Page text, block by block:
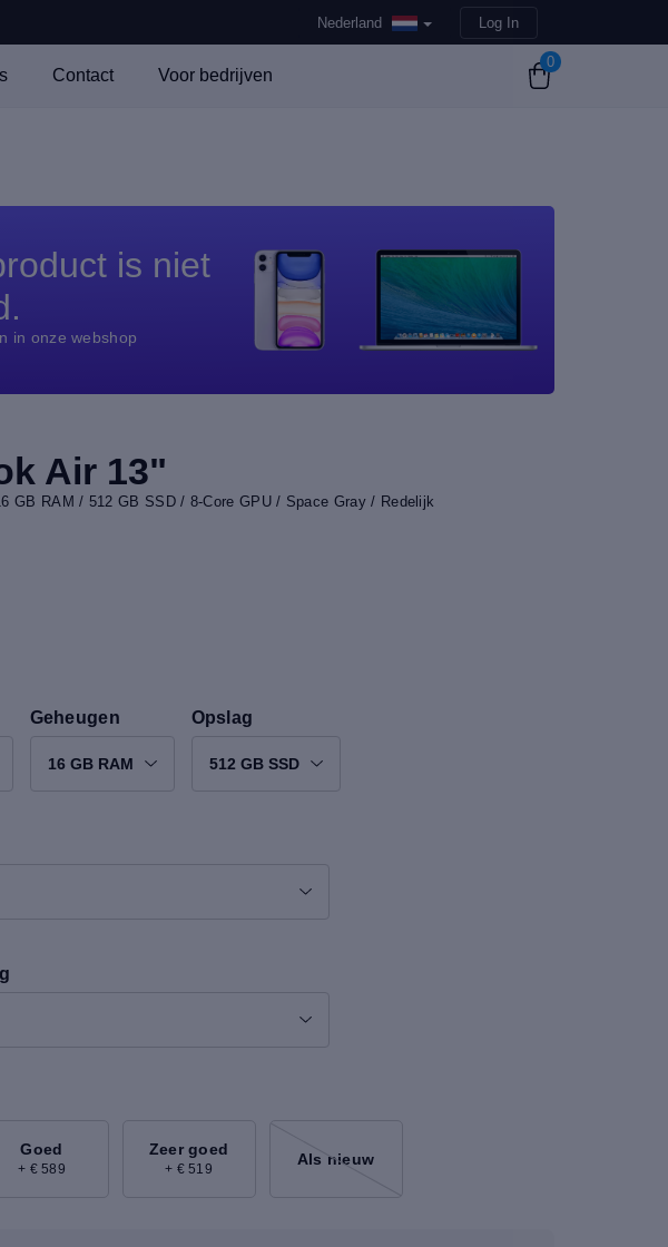
Nederland Log In
Contact Voor bedrijven
0
is niet
in onze webshop
Air 13"
GB RAM / 512 GB SSD / 8-Core GPU / Space Gray / Redelijk
Geheugen
16 GB RAM
Opslag
512 GB SSD
Goed
+ € 589
Zeer goed
+ € 519
Als nieuw